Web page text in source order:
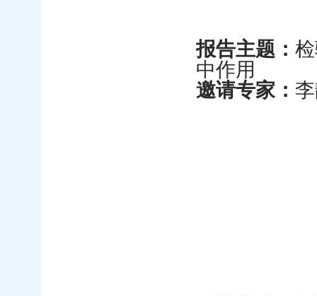
报告主题：
中作用
邀请专家：